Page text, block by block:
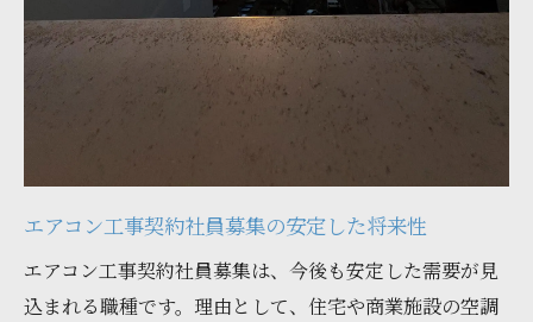
宮城県仙台市泉区で叶える新しい働き方
エアコン工事契約社員募集で地域密着の働
き方を実現
地元で働くエアコン工事契約社員募集のメ
エアコン工事契約社員募集が支える泉区の
エアコン工事契約社員募集の安定した将来性
エアコン工事契約社員募集は、今後も安定した需要が見
込まれる職種です。理由として、住宅や商業施設の空調